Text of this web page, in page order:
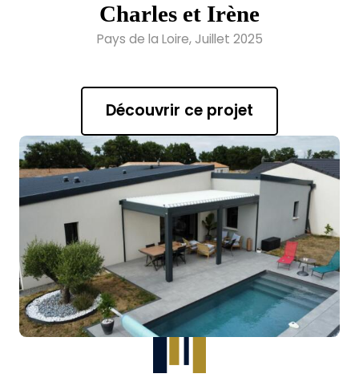
Charles et Irène
Pays de la Loire, Juillet 2025
Découvrir ce projet